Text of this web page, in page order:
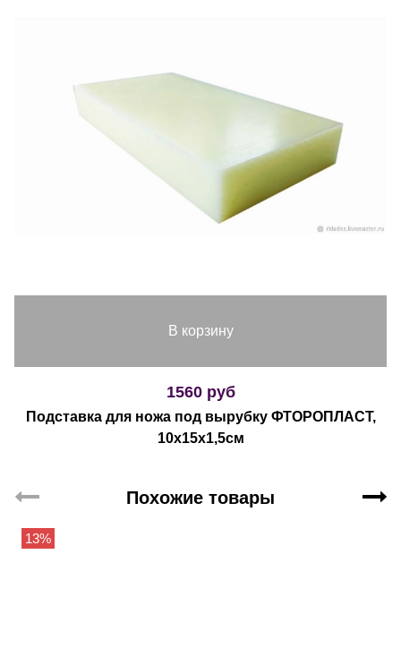
В корзину
1560 руб
Подставка для ножа под вырубку ФТОРОПЛАСТ,
10х15х1,5см
Похожие товары
13%